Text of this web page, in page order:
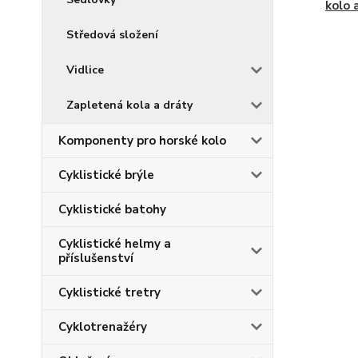
Středová složení
Vidlice
Zapletená kola a dráty
Komponenty pro horské kolo
Cyklistické brýle
Cyklistické batohy
Cyklistické helmy a
příslušenství
Cyklistické tretry
Cyklotrenažéry
kolo